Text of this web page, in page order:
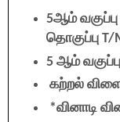
5ஆம்
தொகுப்பு T/
5 ஆம்
கற்றல்
*வினாடி